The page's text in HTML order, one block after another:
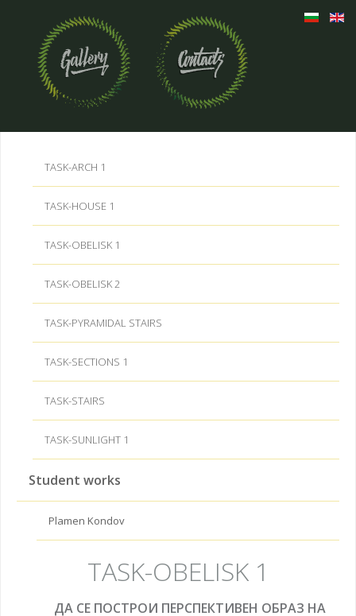
TASK-ARCH 1
TASK-HOUSE 1
TASK-OBELISK 1
TASK-OBELISK 2
TASK-PYRAMIDAL STAIRS
TASK-SECTIONS 1
TASK-STAIRS
TASK-SUNLIGHT 1
Student works
Plamen Kondov
TASK-OBELISK 1
ДА СЕ ПОСТРОИ ПЕРСПЕКТИВЕН ОБРАЗ НА